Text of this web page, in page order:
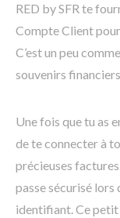
RED by SFR te
Compte Client
C’est un peu
souvenirs
Une fois que tu as
de te connecter à
précieuses
passe sécurisé lors
identifiant. Ce petit